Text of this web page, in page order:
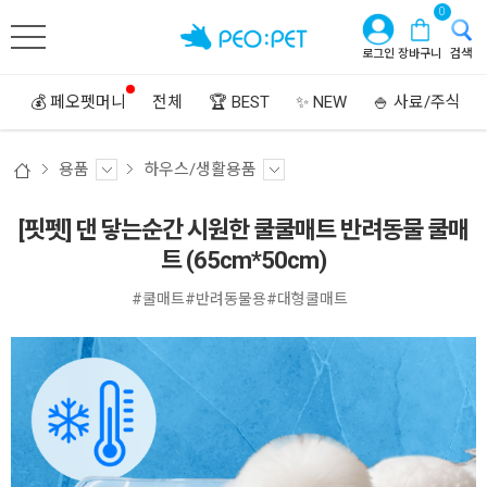
로그인 장바구니
0
검색
💰 페오펫머니 전체 🏆 BEST ✨ NEW 🍚 사료/주식
용품 하우스/생활용품
[핏펫] 댄 닿는순간 시원한 쿨쿨매트 반려동물 쿨매
트 (65cm*50cm)
#쿨매트#반려동물용#대형쿨매트